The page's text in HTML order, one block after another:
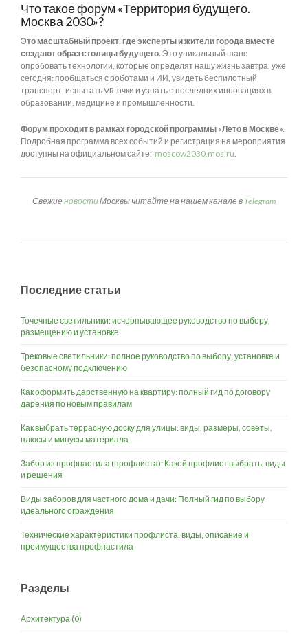
Что такое форум «Территория будущего.
Москва 2030»?
Это масштабный проект, где эксперты и жители города вместе
создают образ столицы будущего. Это уникальный шанс
опробовать технологии, которые определят нашу жизнь завтра, уже
сегодня: пообщаться с роботами и ИИ, увидеть беспилотный
транспорт, испытать VR-очки и узнать о последних инновациях в
образовании, медицине и промышленности.
Форум проходит в рамках городской программы «Лето в Москве».
Подробная программа всех событий и регистрация на мероприятия
доступны на официальном сайте: moscow2030.mos.ru.
СвежиеновостиМосквы читайте на нашем канале в Telegram
Последние статьи
Точечные светильники: исчерпывающее руководство по выбору,
размещению и установке
Трековые светильники: полное руководство по выбору, установке и
безопасному подключению
Как оформить дарственную на квартиру: полный гид по договору
дарения по новым правилам
Как выбрать террасную доску для улицы: виды, размеры, советы,
плюсы и минусы материала
Забор из профнастила (профлиста): Какой профлист выбрать, виды
и решения
Виды заборов для частного дома и дачи: Полный гид по выбору
идеального ограждения
Технические характеристики профлиста: виды, описание и
преимущества профнастила
Разделы
Архитектура(0)